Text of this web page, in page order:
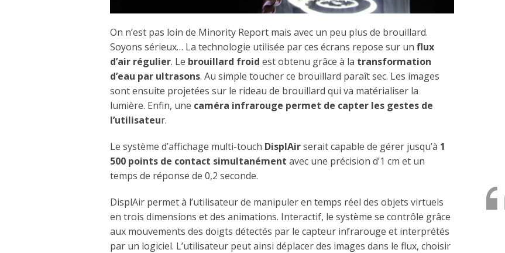
On n’est pas loin de Minority Report mais avec un peu plus de brouillard.
Soyons sérieux… La technologie utilisée par ces écrans repose sur un flux
d’air régulier. Le brouillard froid est obtenu grâce à la transformation
d’eau par ultrasons. Au simple toucher ce brouillard paraît sec. Les images
sont ensuite projetées sur le rideau de brouillard qui va matérialiser la
lumière. Enfin, une caméra infrarouge permet de capter les gestes de
l’utilisateur.
Le système d’affichage multi-touch DisplAirserait capable de gérer jusqu’à 1
500 points de contact simultanément avec une précision d’1 cm et un
temps de réponse de 0,2 seconde.
DisplAir permet à l’utilisateur de manipuler en temps réel des objets virtuels
en trois dimensions et des animations. Interactif, le système se contrôle grâce
aux mouvements des doigts détectés par le capteur infrarouge et interprétés
par un logiciel. L’utilisateur peut ainsi déplacer des images dans le flux, choisir